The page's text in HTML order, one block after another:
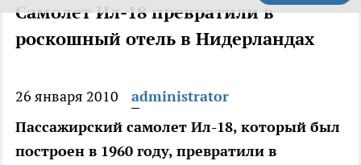
Самолет Ил-18 превратили в
роскошный отель в Нидерландах
26 января 2010
administrator
Пассажирский самолет Ил-18, который был
построен в 1960 году, превратили в